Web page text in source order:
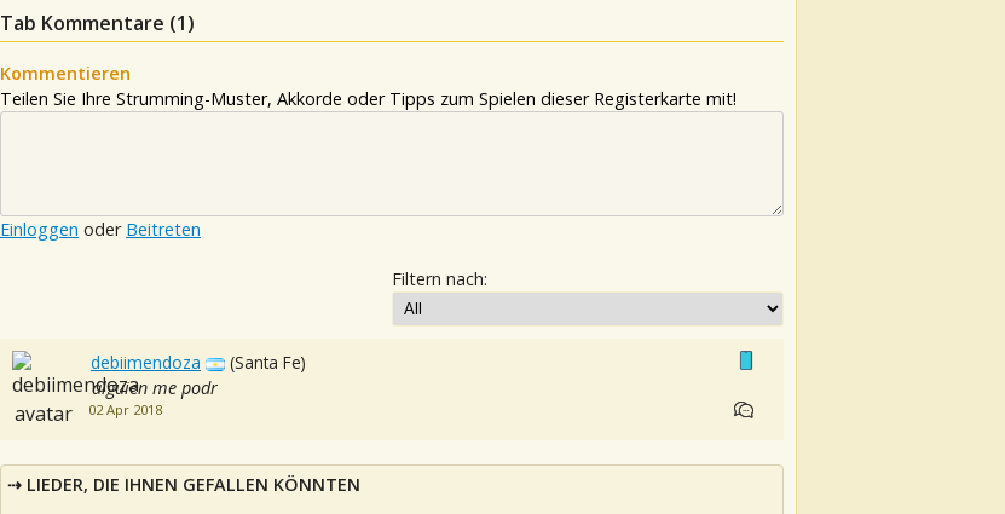
Tab Kommentare (1)
Kommentieren
Teilen Sie Ihre Strumming-Muster, Akkorde oder Tipps zum Spielen dieser Registerkarte mit!
Einloggen oder Beitreten
Filtern nach:
debiimendoza
(Santa Fe)
alguien me podr
02 Apr 2018
LIEDER, DIE IHNEN GEFALLEN KÖNNTEN